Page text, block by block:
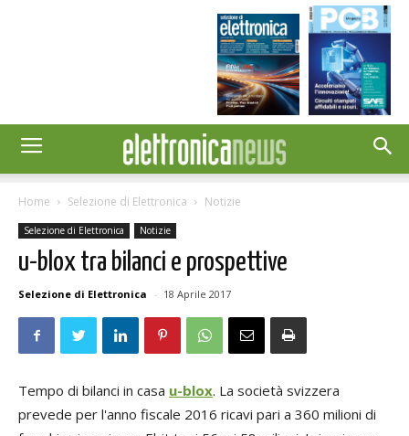
Home Selezione di Elettronica Notizie
Selezione di Elettronica Notizie
u-blox tra bilanci e prospettive
Selezione di Elettronica - 18 Aprile 2017
Tempo di bilanci in casa u-blox. La società svizzera
prevede per l'anno fiscale 2016 ricavi pari a 360 milioni di